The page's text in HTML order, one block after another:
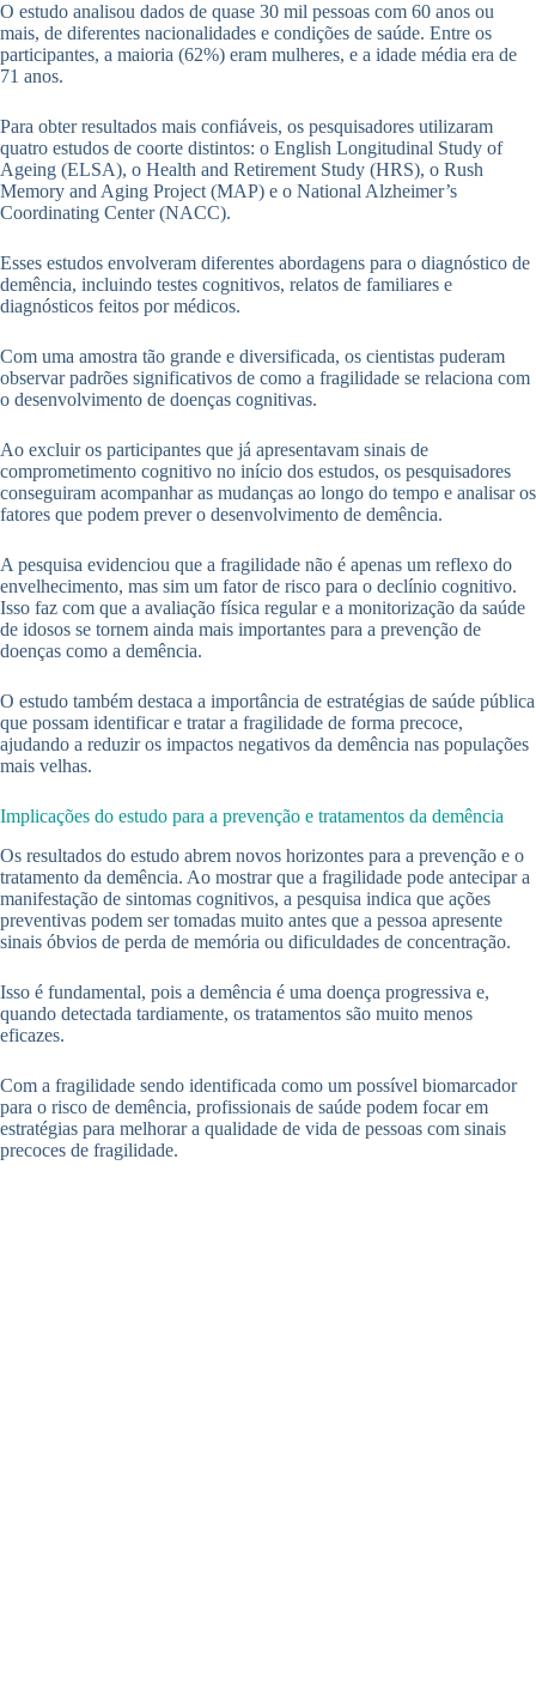
O estudo analisou dados de quase 30 mil pessoas com 60 anos ou
mais, de diferentes nacionalidades e condições de saúde. Entre os
participantes, a maioria (62%) eram mulheres, e a idade média era de
71 anos.
Para obter resultados mais confiáveis, os pesquisadores utilizaram
quatro estudos de coorte distintos: o English Longitudinal Study of
Ageing (ELSA), o Health and Retirement Study (HRS), o Rush
Memory and Aging Project (MAP) e o National Alzheimer’s
Coordinating Center (NACC).
Esses estudos envolveram diferentes abordagens para o diagnóstico de
demência, incluindo testes cognitivos, relatos de familiares e
diagnósticos feitos por médicos.
Com uma amostra tão grande e diversificada, os cientistas puderam
observar padrões significativos de como a fragilidade se relaciona com
o desenvolvimento de doenças cognitivas.
Ao excluir os participantes que já apresentavam sinais de
comprometimento cognitivo no início dos estudos, os pesquisadores
conseguiram acompanhar as mudanças ao longo do tempo e analisar os
fatores que podem prever o desenvolvimento de demência.
A pesquisa evidenciou que a fragilidade não é apenas um reflexo do
envelhecimento, mas sim um fator de risco para o declínio cognitivo.
Isso faz com que a avaliação física regular e a monitorização da saúde
de idosos se tornem ainda mais importantes para a prevenção de
doenças como a demência.
O estudo também destaca a importância de estratégias de saúde pública
que possam identificar e tratar a fragilidade de forma precoce,
ajudando a reduzir os impactos negativos da demência nas populações
mais velhas.
Implicações do estudo para a prevenção e tratamentos da demência
Os resultados do estudo abrem novos horizontes para a prevenção e o
tratamento da demência. Ao mostrar que a fragilidade pode antecipar a
manifestação de sintomas cognitivos, a pesquisa indica que ações
preventivas podem ser tomadas muito antes que a pessoa apresente
sinais óbvios de perda de memória ou dificuldades de concentração.
Isso é fundamental, pois a demência é uma doença progressiva e,
quando detectada tardiamente, os tratamentos são muito menos
eficazes.
Com a fragilidade sendo identificada como um possível biomarcador
para o risco de demência, profissionais de saúde podem focar em
estratégias para melhorar a qualidade de vida de pessoas com sinais
precoces de fragilidade.